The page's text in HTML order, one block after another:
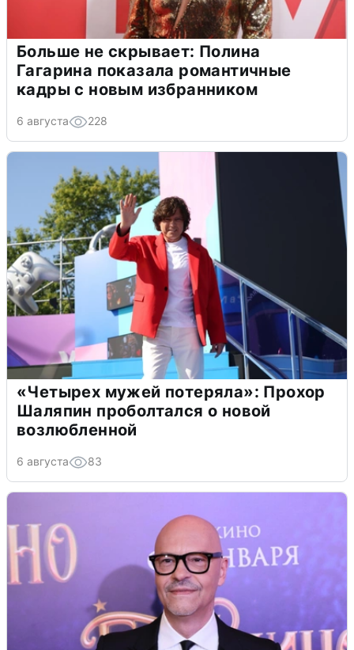
Больше не скрывает: Полина
Гагарина показала романтичные
кадры с новым избранником
6 августа 228
«Четырех мужей потеряла»: Прохор
Шаляпин проболтался о новой
возлюбленной
6 августа 83